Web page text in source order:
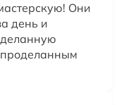
Они
день и
проделанным